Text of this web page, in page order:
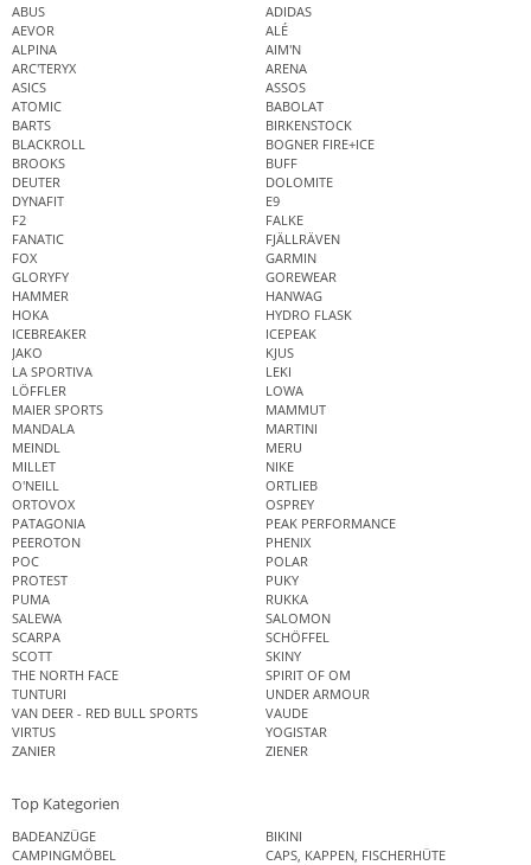
ABUS
ADIDAS
AEVOR
ALÉ
ALPINA
AIM'N
ARC'TERYX
ARENA
ASICS
ASSOS
ATOMIC
BABOLAT
BARTS
BIRKENSTOCK
BLACKROLL
BOGNER FIRE+ICE
BROOKS
BUFF
DEUTER
DOLOMITE
DYNAFIT
E9
F2
FALKE
FANATIC
FJÄLLRÄVEN
FOX
GARMIN
GLORYFY
GOREWEAR
HAMMER
HANWAG
HOKA
HYDRO FLASK
ICEBREAKER
ICEPEAK
JAKO
KJUS
LA SPORTIVA
LEKI
LÖFFLER
LOWA
MAIER SPORTS
MAMMUT
MANDALA
MARTINI
MEINDL
MERU
MILLET
NIKE
O'NEILL
ORTLIEB
ORTOVOX
OSPREY
PATAGONIA
PEAK PERFORMANCE
PEEROTON
PHENIX
POC
POLAR
PROTEST
PUKY
PUMA
RUKKA
SALEWA
SALOMON
SCARPA
SCHÖFFEL
SCOTT
SKINY
THE NORTH FACE
SPIRIT OF OM
TUNTURI
UNDER ARMOUR
VAN DEER - RED BULL SPORTS
VAUDE
VIRTUS
YOGISTAR
ZANIER
ZIENER
Top Kategorien
BADEANZÜGE
BIKINI
CAMPINGMÖBEL
CAPS, KAPPEN, FISCHERHÜTE